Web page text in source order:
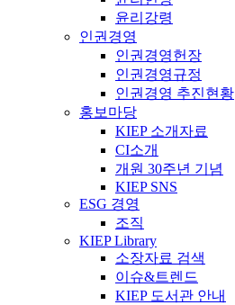
윤리강령
인권경영
인권경영헌장
인권경영규정
인권경영 추진현황
홍보마당
KIEP 소개자료
CI소개
개원 30주년 기념
KIEP SNS
ESG 경영
조직
KIEP Library
소장자료 검색
이슈&트렌드
KIEP 도서관 안내